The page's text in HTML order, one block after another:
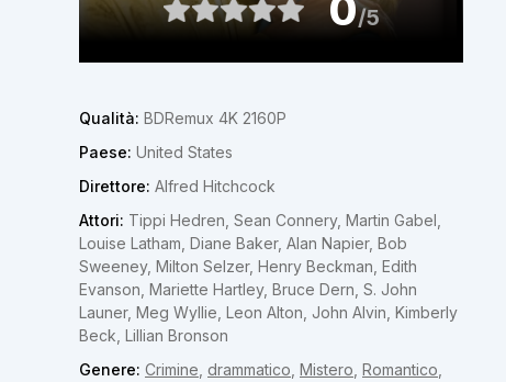
0/5
Qualità: BDRemux 4K 2160P
Paese: United States
Direttore: Alfred Hitchcock
Attori: Tippi Hedren, Sean Connery, Martin Gabel,
Louise Latham, Diane Baker, Alan Napier, Bob
Sweeney, Milton Selzer, Henry Beckman, Edith
Evanson, Mariette Hartley, Bruce Dern, S. John
Launer, Meg Wyllie, Leon Alton, John Alvin, Kimberly
Beck, Lillian Bronson
Genere: Crimine drammatico Mistero Romantico